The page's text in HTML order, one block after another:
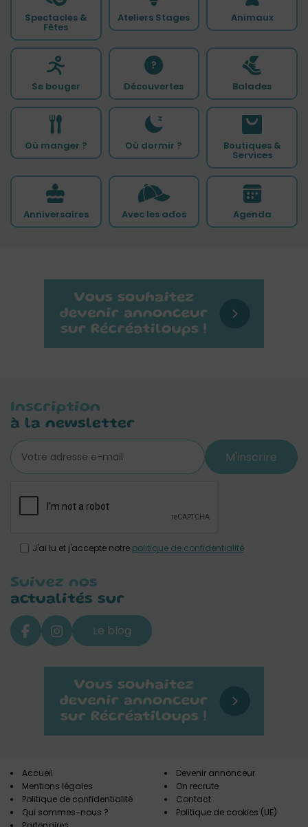
Spectacles &
Fêtes
Ateliers Stages Animaux
Se bouger Découvertes Balades
Où manger ? Où dormir ? Boutiques &
Services
Anniversaires Avec les ados Agenda
Inscription
à la newsletter
M'inscrire
J'ai lu et j'accepte notre politique de confidentialité
Suivez nos
actualités sur
Le blog
Accueil
Mentions légales
Politique de confidentialité
Qui sommes-nous ?
Devenir annonceur
On recrute
Contact
Politique de cookies (UE)